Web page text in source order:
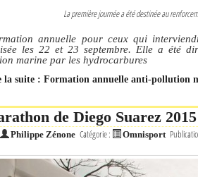
La première journée a été destinée au
annuelle pour ceux qui
les 22 et 23 septembre. Elle a été
marine par les hydrocarbures
la suite : Formation annuelle anti-pollution
de Diego Suarez
Philippe Zénone Catégorie : Omnisport